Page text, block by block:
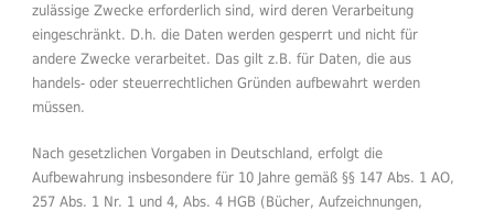
zulässige Zwecke erforderlich sind, wird deren Verarbeitung
eingeschränkt. D.h. die Daten werden gesperrt und nicht für
andere Zwecke verarbeitet. Das gilt z.B. für Daten, die aus
handels- oder steuerrechtlichen Gründen aufbewahrt werden
müssen.
Nach gesetzlichen Vorgaben in Deutschland, erfolgt die
Aufbewahrung insbesondere für 10 Jahre gemäß §§ 147 Abs. 1 AO,
257 Abs. 1 Nr. 1 und 4, Abs. 4 HGB (Bücher, Aufzeichnungen,